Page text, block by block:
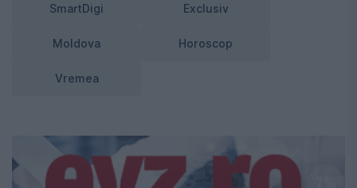
SmartDigi Exclusiv
Moldova Horoscop
Vremea